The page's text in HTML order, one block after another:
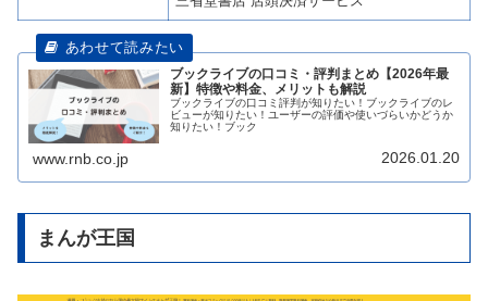
ブックライブの口コミ・評判まとめ【2026年最
新】特徴や料金、メリットも解説
ブックライブの口コミ評判が知りたい！ブックライブのレ
ビューが知りたい！ユーザーの評価や使いづらいかどうか
知りたい！ブック
www.rnb.co.jp 2026.01.20
まんが王国